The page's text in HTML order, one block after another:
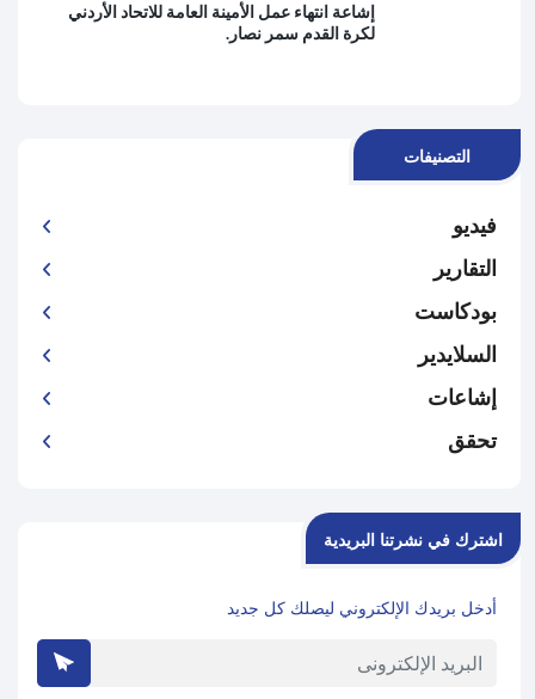
إشاعة انتهاء عمل الأمينة العامة للاتحاد الأردني
لكرة القدم سمر نصار.
التصنيفات
فيديو
التقارير
بودكاست
السلايدير
إشاعات
تحقق
اشترك في نشرتنا البريدية
أدخل بريدك الإلكتروني ليصلك كل جديد